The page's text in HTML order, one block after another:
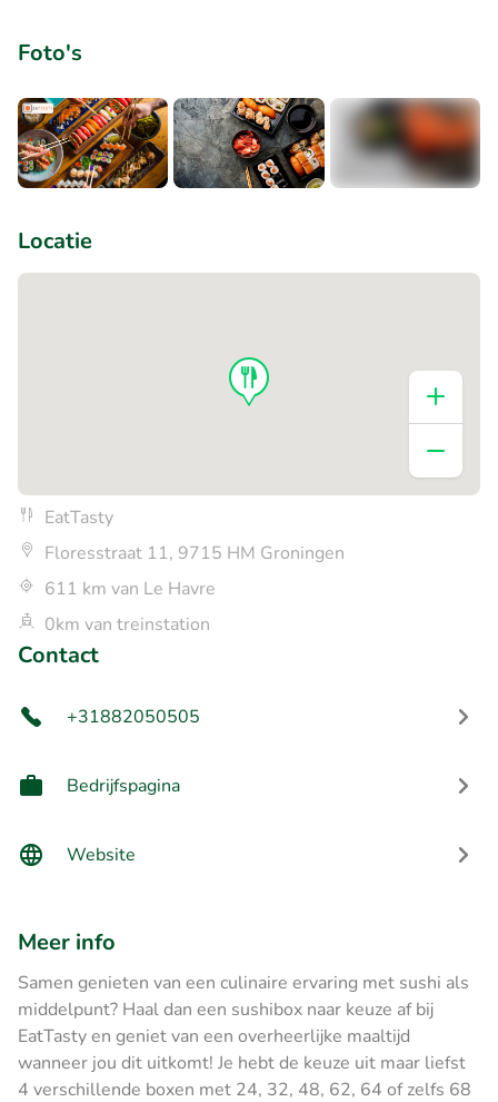
Foto's
Locatie
EatTasty
Floresstraat 11, 9715 HM Groningen
611 km van Le Havre
0km van treinstation
Contact
+31882050505
Bedrijfspagina
Website
Meer info
Samen genieten van een culinaire ervaring met sushi als
middelpunt? Haal dan een sushibox naar keuze af bij
EatTasty en geniet van een overheerlijke maaltijd
wanneer jou dit uitkomt! Je hebt de keuze uit maar liefst
4 verschillende boxen met 24, 32, 48, 62, 64 of zelfs 68